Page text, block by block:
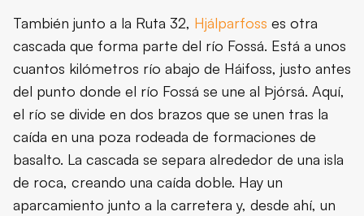
También junto a la Ruta 32, Hjálparfoss es otra
cascada que forma parte del río Fossá. Está a unos
cuantos kilómetros río abajo de Háifoss, justo antes
del punto donde el río Fossá se une al Þjórsá. Aquí,
el río se divide en dos brazos que se unen tras la
caída en una poza rodeada de formaciones de
basalto. La cascada se separa alrededor de una isla
de roca, creando una caída doble. Hay un
aparcamiento junto a la carretera y, desde ahí, un